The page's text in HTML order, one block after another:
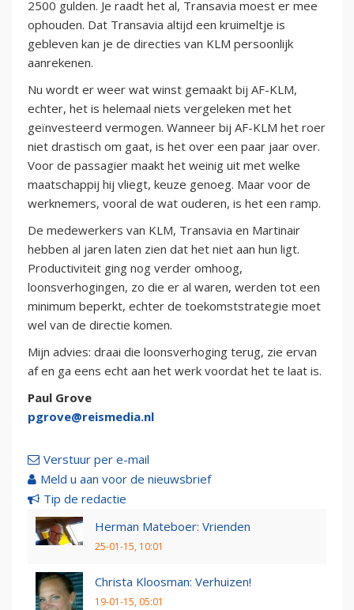
2500 gulden. Je raadt het al, Transavia moest er mee
ophouden. Dat Transavia altijd een kruimeltje is
gebleven kan je de directies van KLM persoonlijk
aanrekenen.
Nu wordt er weer wat winst gemaakt bij AF-KLM,
echter, het is helemaal niets vergeleken met het
geïnvesteerd vermogen. Wanneer bij AF-KLM het roer
niet drastisch om gaat, is het over een paar jaar over.
Voor de passagier maakt het weinig uit met welke
maatschappij hij vliegt, keuze genoeg. Maar voor de
werknemers, vooral de wat ouderen, is het een ramp.
De medewerkers van KLM, Transavia en Martinair
hebben al jaren laten zien dat het niet aan hun ligt.
Productiviteit ging nog verder omhoog,
loonsverhogingen, zo die er al waren, werden tot een
minimum beperkt, echter de toekomststrategie moet
wel van de directie komen.
Mijn advies: draai die loonsverhoging terug, zie ervan
af en ga eens echt aan het werk voordat het te laat is.
Paul Grove
pgrove@reismedia.nl
Verstuur per e-mail
Meld u aan voor de nieuwsbrief
Tip de redactie
Herman Mateboer: Vrienden
25-01-15, 10:01
Christa Kloosman: Verhuizen!
19-01-15, 05:01